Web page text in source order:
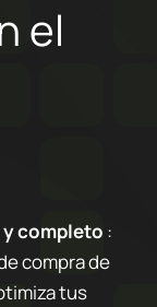
el
y completo :
compra de
tus